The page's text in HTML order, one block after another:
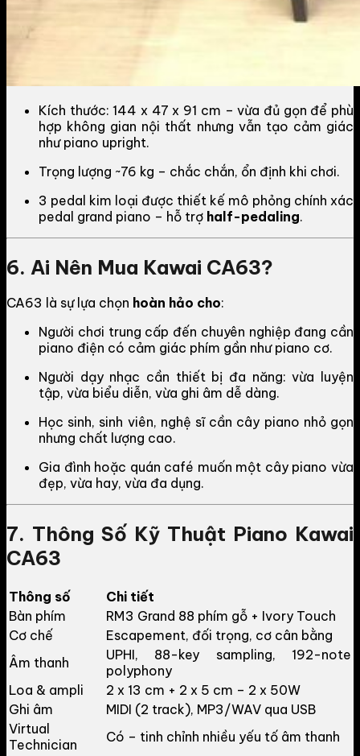
Kích thước: 144 x 47 x 91 cm – vừa đủ gọn để phù
hợp không gian nội thất nhưng vẫn tạo cảm giác
như piano upright.
Trọng lượng ~76 kg – chắc chắn, ổn định khi chơi.
3 pedal kim loại được thiết kế mô phỏng chính xác
pedal grand piano – hỗ trợ half-pedaling.
6. Ai Nên Mua Kawai CA63?
CA63 là sự lựa chọn hoàn hảo cho:
Người chơi trung cấp đến chuyên nghiệp đang cần
piano điện có cảm giác phím gần như piano cơ.
Người dạy nhạc cần thiết bị đa năng: vừa luyện
tập, vừa biểu diễn, vừa ghi âm dễ dàng.
Học sinh, sinh viên, nghệ sĩ cần cây piano nhỏ gọn
nhưng chất lượng cao.
Gia đình hoặc quán café muốn một cây piano vừa
đẹp, vừa hay, vừa đa dụng.
7. Thông Số Kỹ Thuật Piano Kawai
CA63
Thông số
Chi tiết
Bàn phím
RM3 Grand 88 phím gỗ + Ivory Touch
Cơ chế
Escapement, đối trọng, cơ cân bằng
Âm thanh
UPHI, 88-key sampling, 192-note
polyphony
Loa & ampli
2 x 13 cm + 2 x 5 cm – 2 x 50W
Ghi âm
MIDI (2 track), MP3/WAV qua USB
Virtual
Technician
Có – tinh chỉnh nhiều yếu tố âm thanh